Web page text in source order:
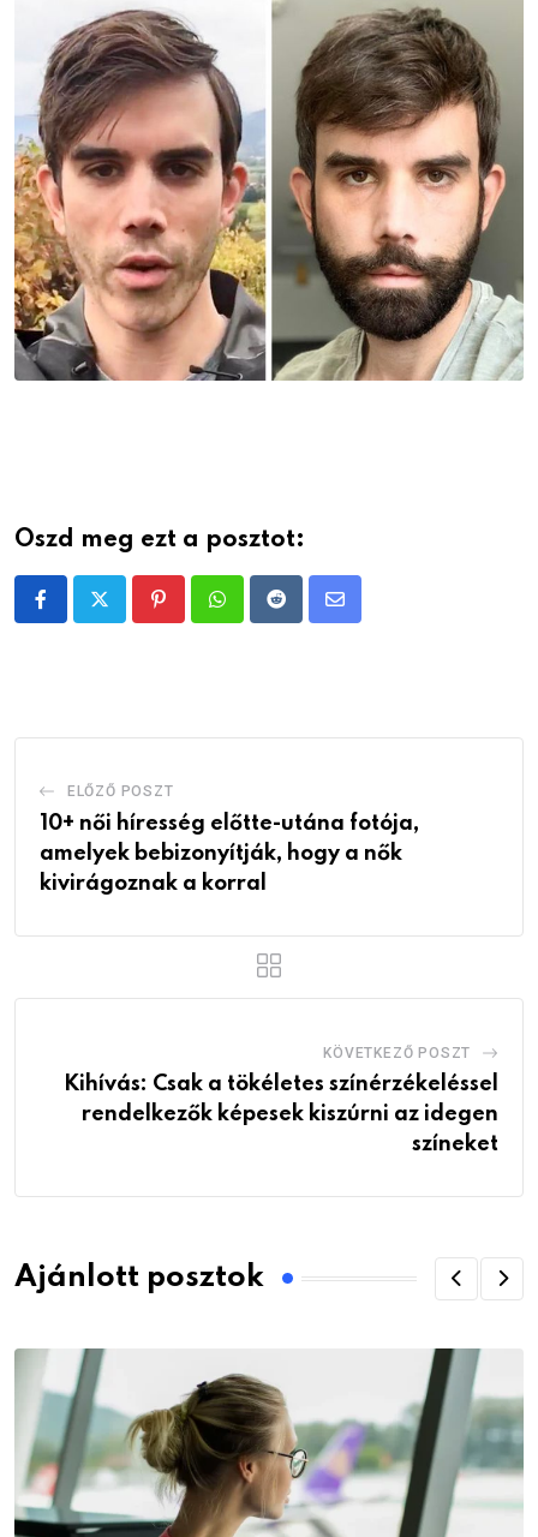
Oszd meg ezt a posztot:
PinterestWhatsappRedditShare
ELŐZŐ POSZT
10+ női híresség előtte-utána fotója,
amelyek bebizonyítják, hogy a nők
kivirágoznak a korral
KÖVETKEZŐ POSZT
Kihívás: Csak a tökéletes színérzékeléssel
rendelkezők képesek kiszúrni az idegen
színeket
Ajánlott posztok